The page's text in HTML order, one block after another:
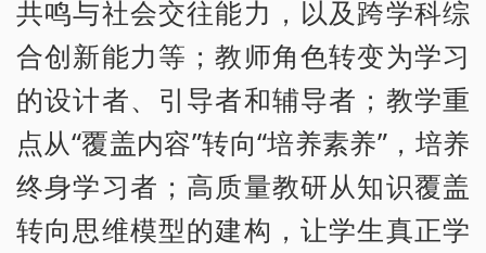
共鸣与社会交往能力，以及跨学科综
合创新能力等；教师角色转变为学习
的设计者、引导者和辅导者；教学重
点从“覆盖内容”转向“培养素养”，培养
终身学习者；高质量教研从知识覆盖
转向思维模型的建构，让学生真正学